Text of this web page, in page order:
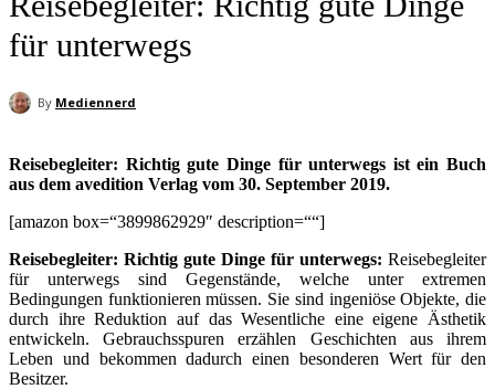
für unterwegs
By Mediennerd
Reisebegleiter: Richtig gute Dinge für unterwegs ist ein Buch
aus dem avedition Verlag vom 30. September 2019.
[amazon box=“3899862929″ description=““]
Reisebegleiter: Richtig gute Dinge für unterwegs: Reisebegleiter
für unterwegs sind Gegenstände, welche unter extremen
Bedingungen funktionieren müssen. Sie sind ingeniöse Objekte, die
durch ihre Reduktion auf das Wesentliche eine eigene Ästhetik
entwickeln. Gebrauchsspuren erzählen Geschichten aus ihrem
Leben und bekommen dadurch einen besonderen Wert für den
Besitzer.